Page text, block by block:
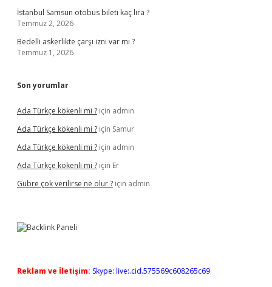
İstanbul Samsun otobüs bileti kaç lira ?
Temmuz 2, 2026
Bedelli askerlikte çarşı izni var mı ?
Temmuz 1, 2026
Son yorumlar
Ada Türkçe kökenli mi ? için admin
Ada Türkçe kökenli mi ? için Samur
Ada Türkçe kökenli mi ? için admin
Ada Türkçe kökenli mi ? için Er
Gübre çok verilirse ne olur ? için admin
Reklam ve İletişim: Skype: live:.cid.575569c608265c69